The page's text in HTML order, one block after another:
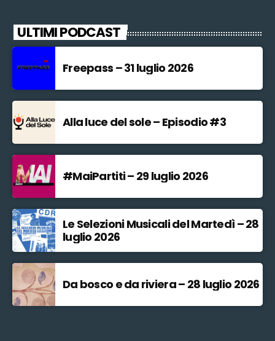
ULTIMI PODCAST
Freepass – 31 luglio 2026
Alla luce del sole – Episodio #3
#MaiPartiti – 29 luglio 2026
Le Selezioni Musicali del Martedì – 28
luglio 2026
Da bosco e da riviera – 28 luglio 2026